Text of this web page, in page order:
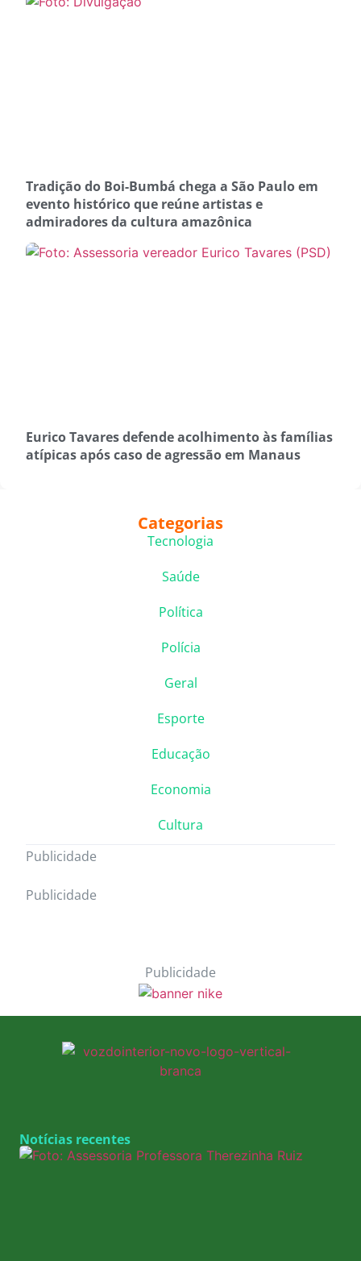
Tradição do Boi-Bumbá chega a São Paulo em
evento histórico que reúne artistas e
admiradores da cultura amazônica
Eurico Tavares defende acolhimento às famílias
atípicas após caso de agressão em Manaus
Categorias
Tecnologia
Saúde
Política
Polícia
Geral
Esporte
Educação
Economia
Cultura
Publicidade
Publicidade
Publicidade
Notícias recentes